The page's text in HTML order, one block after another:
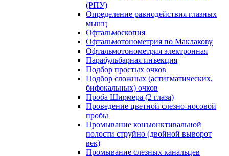
(РПУ)
Определение равнодействия глазных
мышц
Офтальмоскопия
Офтальмотонометрия по Маклакову
Офтальмотонометрия электронная
Парабульбарная инъекция
Подбор простых очков
Подбор сложных (астигматических,
бифокальных) очков
Проба Ширмера (2 глаза)
Проведение цветной слезно-носовой
пробы
Промывание конъюнктивальной
полости струйно (двойной выворот
век)
Промывание слезных канальцев